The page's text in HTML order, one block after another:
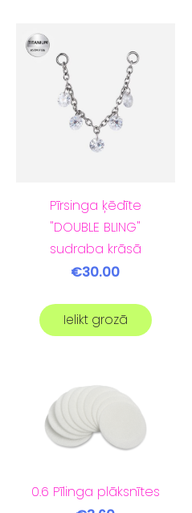
Pīrsinga ķēdīte
"DOUBLE BLING"
sudraba krāsā
€30.00
Ielikt grozā
0.6 Pīlinga plāksnītes